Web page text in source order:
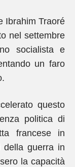
Ibrahim Traoré
nel settembre
socialista e
un faro
questo
politica di
francese in
della guerra in
la capacità